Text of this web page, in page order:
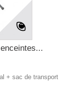
+ sac de transport